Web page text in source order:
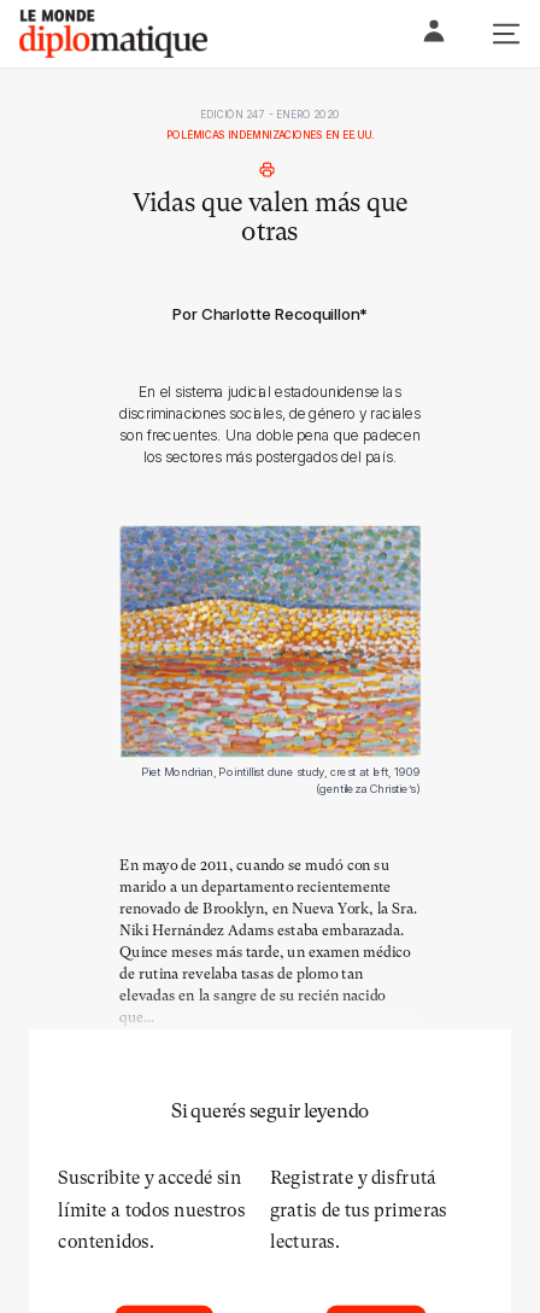
Skip
content
Le monde diplomatique
EDICIÓN 247 - ENERO 2020
POLÉMICAS INDEMNIZACIONES EN EE.UU.
Vidas que valen más que
otras
Por Charlotte Recoquillon*
En el sistema judicial estadounidense las
discriminaciones sociales, de género y raciales
son frecuentes. Una doble pena que padecen
los sectores más postergados del país.
Piet Mondrian, Pointillist dune study, crest at left, 1909
(gentileza Christie’s)
En mayo de 2011, cuando se mudó con su
marido a un departamento recientemente
renovado de Brooklyn, en Nueva York, la Sra.
Niki Hernández Adams estaba embarazada.
Quince meses más tarde, un examen médico
de rutina revelaba tasas de plomo tan
elevadas en la sangre de su recién nacido
que...
Si querés seguir leyendo
Suscribite y accedé sin
límite a todos nuestros
contenidos.
Registrate y disfrutá
gratis de tus primeras
lecturas.